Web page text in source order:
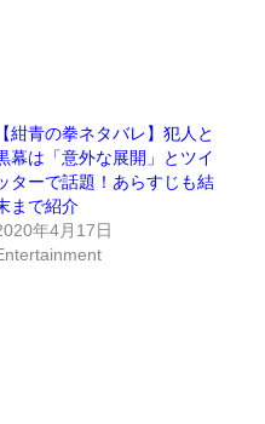
【紺青の拳ネタバレ】犯人と
幕は「意外な展開」とツイ
ターで話題！あらすじも結
まで紹介
年4月17日